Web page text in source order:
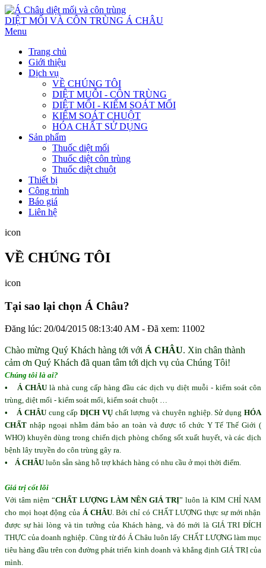
DIỆT MỐI VÀ CÔN TRÙNG Á CHÂU
Menu
Trang chủ
Giới thiệu
Dịch vụ
VỀ CHÚNG TÔI
DIỆT MUỖI - CÔN TRÙNG
DIỆT MỐI - KIỂM SOÁT MỐI
KIỂM SOÁT CHUỘT
HÓA CHẤT SỬ DỤNG
Sản phẩm
Thuốc diệt mối
Thuốc diệt côn trùng
Thuốc diệt chuột
Thiết bị
Công trình
Báo giá
Liên hệ
icon
VỀ CHÚNG TÔI
icon
Tại sao lại chọn Á Châu?
Đăng lúc: 20/04/2015 08:13:40 AM - Đã xem: 11002
Chào mừng Quý Khách hàng tới với Á CHÂU. Xin chân thành
cảm ơn Quý Khách đã quan tâm tới dịch vụ của Chúng Tôi!
Chúng tôi là ai?
•
Á CHÂU là nhà cung cấp hàng đầu các dịch vụ diệt muỗi - kiểm soát côn
trùng, diệt mối - kiểm soát mối, kiểm soát chuột …
•
Á CHÂUcung cấpDỊCH VỤchất lượng và chuyên nghiệp. Sử dụngHÓA
CHẤT nhập ngoại nhằm đảm bảo an toàn và được tổ chức Y Tế Thế Giới (
WHO) khuyên dùng trong chiến dịch phòng chống sốt xuất huyết, và các dịch
bệnh lây truyền do côn trùng gây ra.
•
Á CHÂU luôn sẵn sàng hỗ trợ khách hàng có nhu cầu ở mọi thời điểm.
Giá trị cốt lõi
Với tâm niệm “CHẤT LƯỢNG LÀM NÊN GIÁ TRỊ” luôn là KIM CHỈ NAM
cho mọi hoạt động của Á CHÂU. Bởi chỉ có CHẤT LƯỢNG thực sự mới nhận
được sự hài lòng và tin tưởng của Khách hàng, và đó mới là GIÁ TRI ĐÍCH
THỰC của doanh nghiệp. Cũng từ đó Á Châu luôn lấy CHẤT LƯỢNG làm mục
tiêu hàng đầu trên con đường phát triển kinh doanh và khẳng định GIÁ TRỊ của
mình.